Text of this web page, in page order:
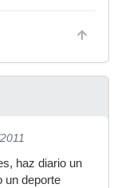
haz diario un
un deporte